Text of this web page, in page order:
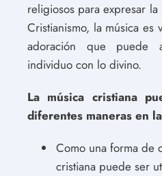
religiosos para expresar
Cristianismo, la música es
adoración que puede
individuo con lo divino.
La música cristiana
diferentes maneras en
Como una forma de
cristiana puede ser